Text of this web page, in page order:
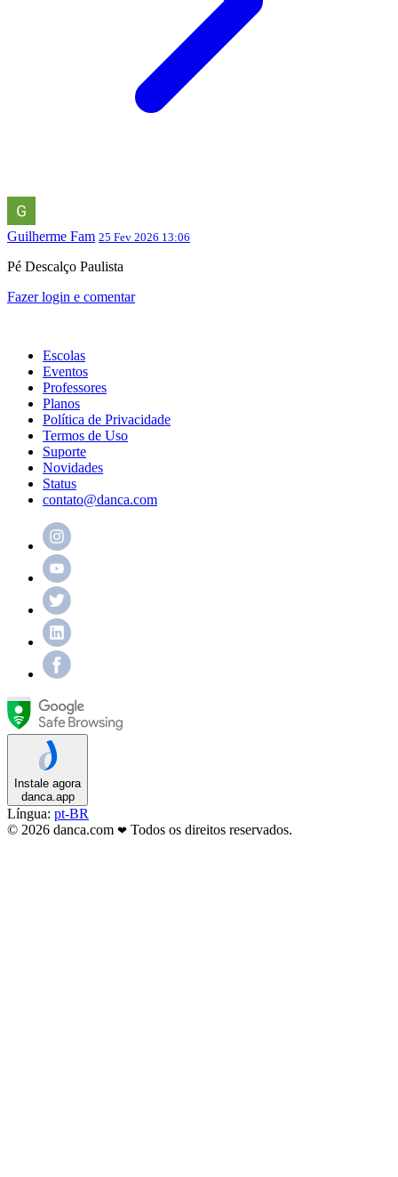
Guilherme Fam 25 Fev 2026 13:06
Pé Descalço Paulista
Fazer login e comentar
Escolas
Eventos
Professores
Planos
Política de Privacidade
Termos de Uso
Suporte
Novidades
Status
contato@danca.com
Instale agora
danca.app
Língua: pt-BR
© 2026 danca.com ❤ Todos os direitos reservados.